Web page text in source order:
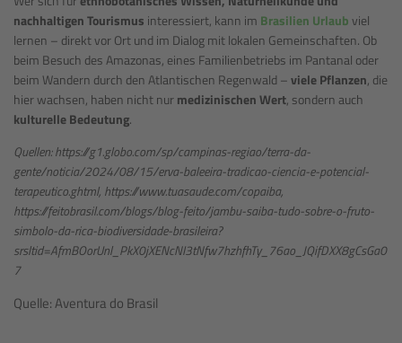
nachhaltigen Tourismus interessiert, kann im Brasilien Urlaubviel
lernen – direkt vor Ort und im Dialog mit lokalen Gemeinschaften. Ob
beim Besuch des Amazonas, eines Familienbetriebs im Pantanal oder
beim Wandern durch den Atlantischen Regenwald –viele Pflanzen, die
hier wachsen, haben nicht nurmedizinischen Wert, sondern auch
kulturelle Bedeutung.
Quellen: https://g1.globo.com/sp/campinas-regiao/terra-da-
gente/noticia/2024/08/15/erva-baleeira-tradicao-ciencia-e-potencial-
terapeutico.ghtml, https://www.tuasaude.com/copaiba,
https://feitobrasil.com/blogs/blog-feito/jambu-saiba-tudo-sobre-o-fruto-
simbolo-da-rica-biodiversidade-brasileira?
srsltid=AfmBOorUnl_PkX0jXENcNI3tNfw7hzhfhTy_76ao_JQifDXX8gCsGa0
7
Quelle: Aventura do Brasil